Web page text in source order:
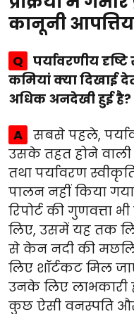
कानूनी
Q पर्यावरणीय
कमियां क्या दिखाई
अधिक अनदेखी हुई है?
A सबसे पहले,
उसके तहत होने
तथा पर्यावरण
पालन नहीं किया
रिपोर्ट की गुणवत्ता
लिए, उसमें यह तक
से केन नदी की
लिए शॉर्टकट मिल
उनके लिए लाभकारी
कुछ ऐसी वनस्पति